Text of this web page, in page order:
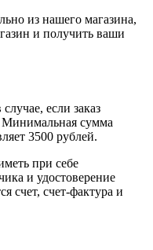
из нашего магазина,
и получить ваши
если заказ
Минимальная сумма
3500 рублей.
при себе
и удостоверение
счет, счет-фактура и